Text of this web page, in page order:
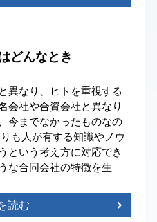
どんなとき
異なり、ヒトを重視する
会社や合資会社と異なり
今までなかったものなの
も人が有する知識やノウ
という考え方に対応でき
な合同会社の特徴を生
読む